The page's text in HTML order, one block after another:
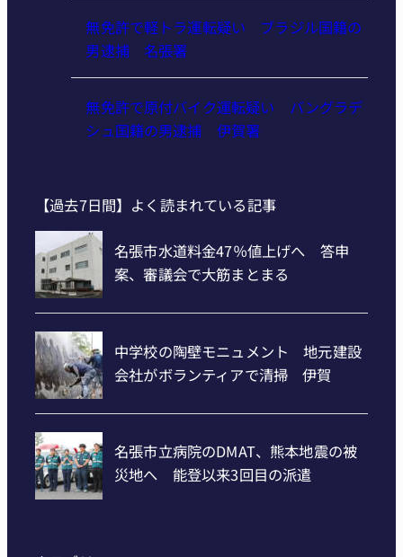
無免許で軽トラ運転疑い ブラジル国籍の
男逮捕 名張署
無免許で原付バイク運転疑い バングラデ
シュ国籍の男逮捕 伊賀署
【過去7日間】よく読まれている記事